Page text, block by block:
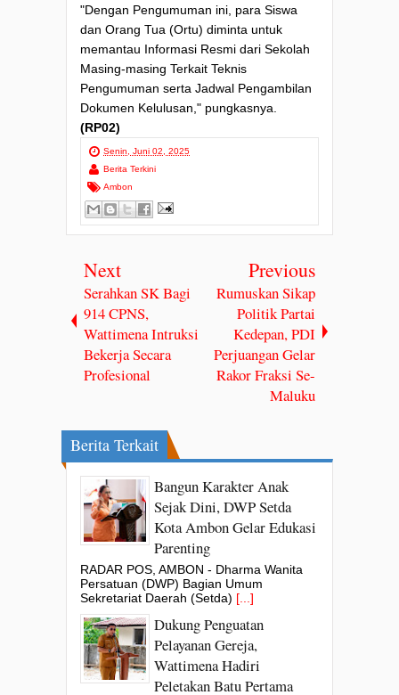
"Dengan Pengumuman ini, para Siswa
dan Orang Tua (Ortu) diminta untuk
memantau Informasi Resmi dari Sekolah
Masing-masing Terkait Teknis
Pengumuman serta Jadwal Pengambilan
Dokumen Kelulusan," pungkasnya.
(RP02)
Senin, Juni 02, 2025
Berita Terkini
Ambon
Next
Serahkan SK Bagi
914 CPNS,
Wattimena Intruksi
Bekerja Secara
Profesional
Previous
Rumuskan Sikap
Politik Partai
Kedepan, PDI
Perjuangan Gelar
Rakor Fraksi Se-
Maluku
Berita Terkait
Bangun Karakter Anak
Sejak Dini, DWP Setda
Kota Ambon Gelar Edukasi
Parenting
RADAR POS, AMBON - Dharma Wanita
Persatuan (DWP) Bagian Umum
Sekretariat Daerah (Setda) [...]
Dukung Penguatan
Pelayanan Gereja,
Wattimena Hadiri
Peletakan Batu Pertama